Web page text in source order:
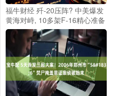
福牛财经 歼-20压阵? 中美爆发
黄海对峙, 10多架F-16精心准备
却狼狈败退?